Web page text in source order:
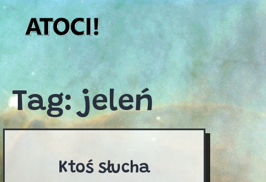
Skip
Tag:jeleń
Ktoś słucha